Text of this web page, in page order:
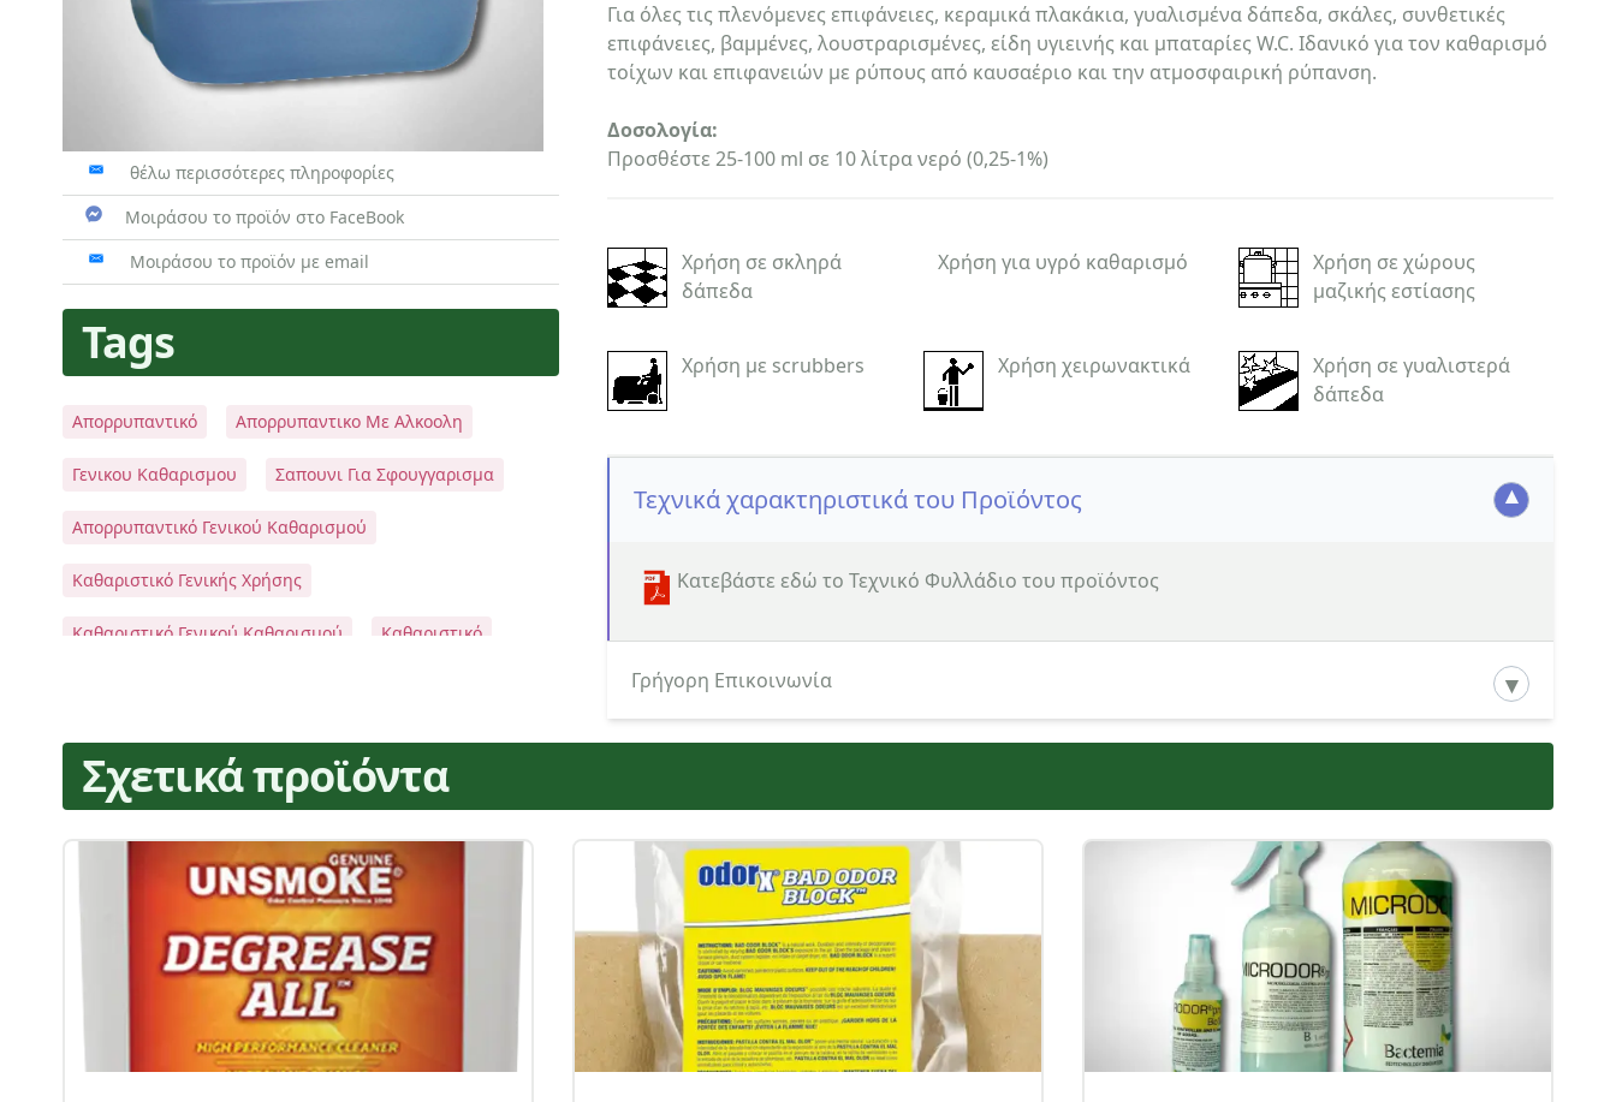
θέλω περισσότερες πληροφορίες
Μοιράσου το προϊόν στο FaceBook
Μοιράσου το προϊόν με email
Tags
Απορρυπαντικό Απορρυπαντικο Με Αλκοολη
Γενικου Καθαρισμου Σαπουνι Για Σφουγγαρισμα
Απορρυπαντικό Γενικού Καθαρισμού
Καθαριστικό Γενικής Χρήσης
Καθαριστικό Γενικού Καθαρισμού Καθαριστικό
Για όλες τις πλενόμενες επιφάνειες, κεραμικά πλακάκια, γυαλισμένα δάπεδα, σκάλες, συνθετικές
επιφάνειες, βαμμένες, λουστραρισμένες, είδη υγιεινής και μπαταρίες W.C. Ιδανικό για τον καθαρισμό
τοίχων και επιφανειών με ρύπους από καυσαέριο και την ατμοσφαιρική ρύπανση.
Δοσολογία:
Προσθέστε 25-100 ml σε 10 λίτρα νερό (0,25-1%)
Χρήση σε σκληρά
δάπεδα
Χρήση για υγρό καθαρισμό
Χρήση σε χώρους
μαζικής εστίασης
Χρήση με scrubbers Χρήση χειρωνακτικά
Χρήση σε γυαλιστερά
δάπεδα
Τεχνικά χαρακτηριστικά του Προϊόντος
Κατεβάστε εδώ το Τεχνικό Φυλλάδιο του προϊόντος
Γρήγορη Επικοινωνία
Όνομα
Τηλέφωνο
Σχετικά προϊόντα